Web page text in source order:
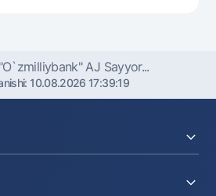
AJ Sayyor...
10.08.2026 17:39:19